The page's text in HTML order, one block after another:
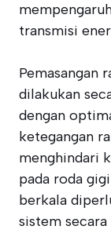
transmisi
Pemasangan
dilakukan
dengan
ketegangan
menghindari
pada roda
berkala
sistem secara